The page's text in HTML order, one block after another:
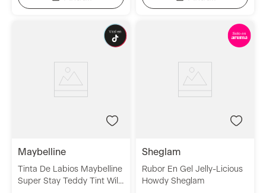
maybelline
Tinta De Labios Maybelline
Super Stay Teddy Tint Wild
sheglam
Rubor En Gel Jelly-Licious
Howdy Sheglam